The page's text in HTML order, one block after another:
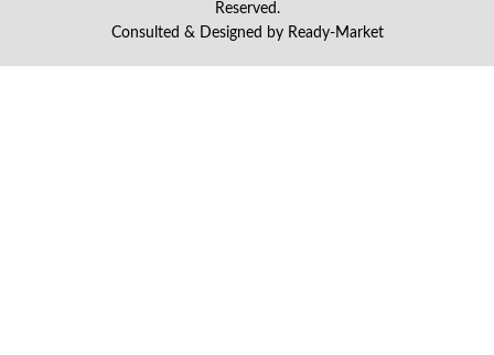
Reserved.
Consulted & Designed by Ready-Market